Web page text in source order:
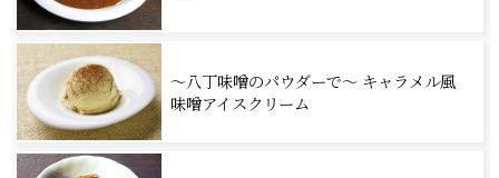
～八丁味噌のパウダーで～ キャラメル風
味噌アイスクリーム